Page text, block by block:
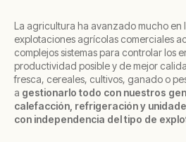
La agricultura ha avanzado mucho en
explotaciones agrícolas comerciales
complejos sistemas para controlar los
productividad posible y de mejor
fresca, cereales, cultivos, ganado o
a gestionarlo todo con nuestros
calefacción, refrigeración y
con independencia del tipo de